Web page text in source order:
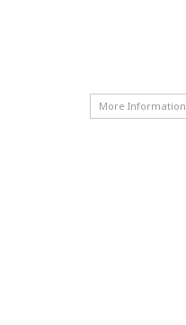
More Information